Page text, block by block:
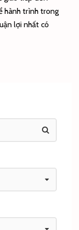
hành trình trong
lợi nhất có